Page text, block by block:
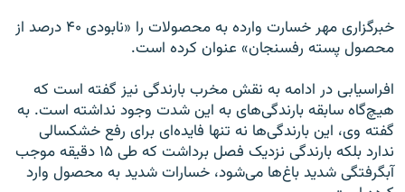
خبرگزاری مهر خسارت وارده به محصولات را «نابودی ۴۰ درصد از
محصول پسته رفسنجان» عنوان کرده است.
افراسيابی در ادامه به نقش مخرب بارندگی نيز گفته است که
هيچ‌گاه سابقه بارندگی‌های به اين شدت وجود نداشته است. به
گفته وی، اين بارندگی‌ها نه تنها فايده‌ای برای رفع خشکسالی
ندارد بلکه بارندگی نزديک فصل برداشت که طی ۱۵ دقيقه موجب
آبگرفتگی شديد باغ‌ها می‌شود، خسارات شديد به محصول وارد